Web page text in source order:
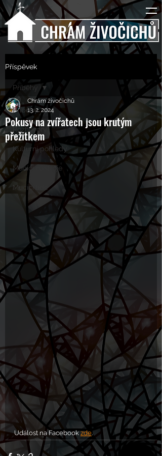
Příspěvek
Příběhy
Rozhovory
Kulturní pohledy
Mučící nástroje
Mučící lidé
Příběhy
Pokusy na zvířatech jsou krutým
přežitkem
Chrám živočichů
13. 2. 2024
Událost na Facebook zde.